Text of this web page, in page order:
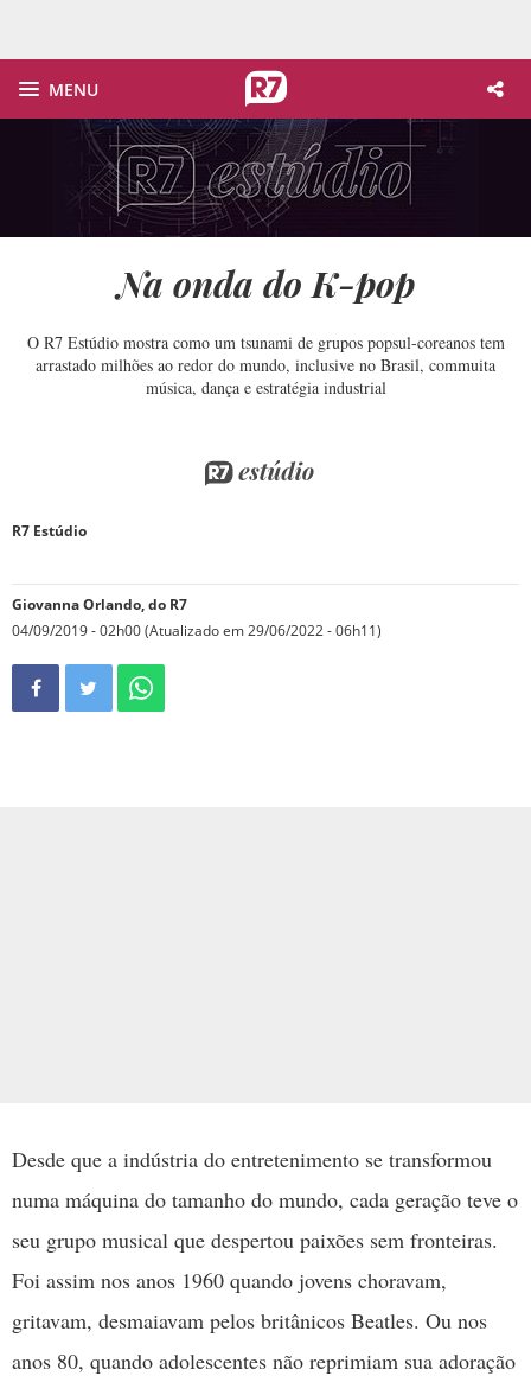
MENU
Na onda do K-pop
O R7 Estúdio mostra como um tsunami de grupos popsul-coreanos tem
arrastado milhões ao redor do mundo, inclusive no Brasil, commuita
música, dança e estratégia industrial
R7 Estúdio
Giovanna Orlando, do R7
04/09/2019 - 02h00 (Atualizado em 29/06/2022 - 06h11)
Desde que a indústria do entretenimento se transformou
numa máquina do tamanho do mundo, cada geração teve o
seu grupo musical que despertou paixões sem fronteiras.
Foi assim nos anos 1960 quando jovens choravam,
gritavam, desmaiavam pelos britânicos Beatles. Ou nos
anos 80, quando adolescentes não reprimiam sua adoração